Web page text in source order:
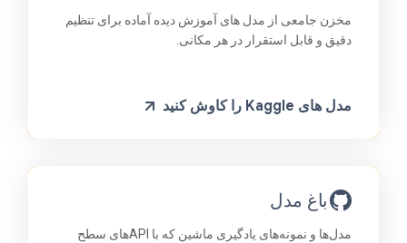
مخزن جامعی از مدل های آموزش دیده آماده برای تنظیم
دقیق و قابل استقرار در هر مکانی.
مدل های Kaggle را کاوش کنید
باغ مدل
مدل‌ها و نمونه‌های یادگیری ماشین که با APIهای سطح